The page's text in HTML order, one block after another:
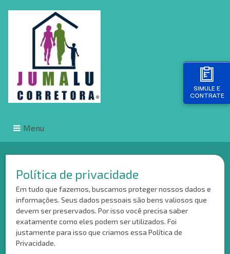
SIMULE E
CONTRATE
Menu
Política de privacidade
Em tudo que fazemos, buscamos proteger nossos dados e
informações. Seus dados pessoais são bens valiosos que
devem ser preservados. Por isso você precisa saber
exatamente como eles podem ser utilizados. Foi
justamente para isso que criamos essa Política de
Privacidade.